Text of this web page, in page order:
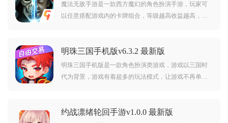
魔法无敌手游是一款西方魔幻的角色扮演手游，玩家可
以任意搭配游戏内的卡牌组合，等级越高收益越高，玩
明珠三国手机版v6.3.2 最新版
明珠三国手机版是一款角色扮演类游戏，游戏以三国时
代为背景，游戏有着超多的玩法模式，让游戏不再单
吧。
约战凛绪轮回手游v1.0.0 最新版